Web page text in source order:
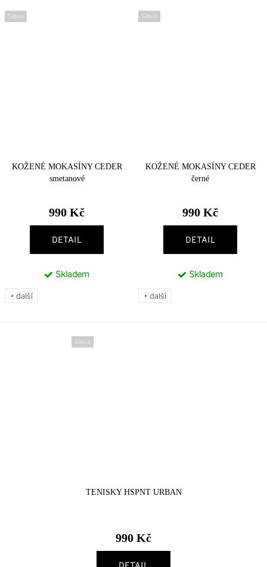
Sleva
KOŽENÉ MOKASÍNY CEDER
smetanové
990 Kč
DETAIL
Skladem
+ další
Sleva
KOŽENÉ MOKASÍNY CEDER
černé
990 Kč
DETAIL
Skladem
+ další
Sleva
TENISKY HSPNT URBAN
990 Kč